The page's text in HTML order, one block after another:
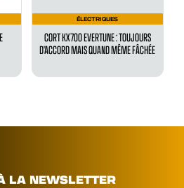
ÉLECTRIQUES
CORT KX700 EVERTUNE : TOUJOURS
D’ACCORD MAIS QUAND MÊME FÂCHÉE
LA NEWSLETTER